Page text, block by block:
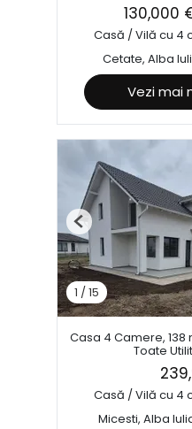
130,000
Casă / Vilă cu 4
Cetate, Alba
Vezi mai
1 /15
Previous
Casa 4 Camere, 138
Toate
Casă / Vilă cu 4
Micesti, Alba